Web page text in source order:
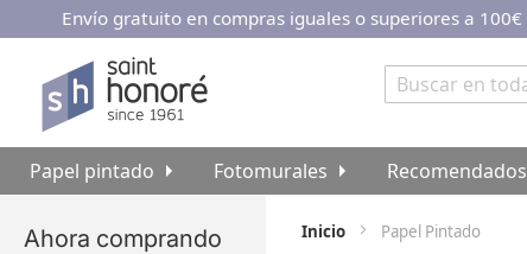
Ir
contenido
Envío gratuito en compras iguales o superiores a 100€
Papel pintado Fotomurales Recomendados
Inicio Papel Pintado
Ahora comprando